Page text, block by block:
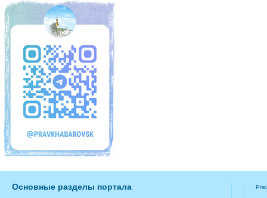
Основные разделы портала